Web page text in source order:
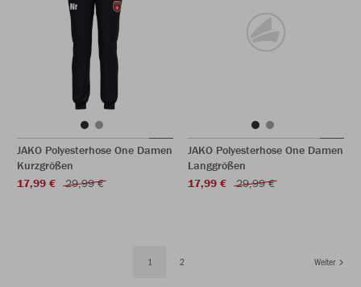
JAKO Polyesterhose One Damen
Kurzgrößen
17,99 €
29,99 €
JAKO Polyesterhose One Damen
Langgrößen
17,99 €
29,99 €
1 2 Weiter